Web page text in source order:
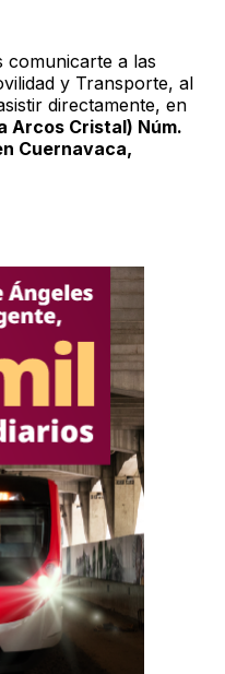
comunicarte a las
y Transporte, al
directamente, en
Arcos Cristal) Núm.
Cuernavaca,